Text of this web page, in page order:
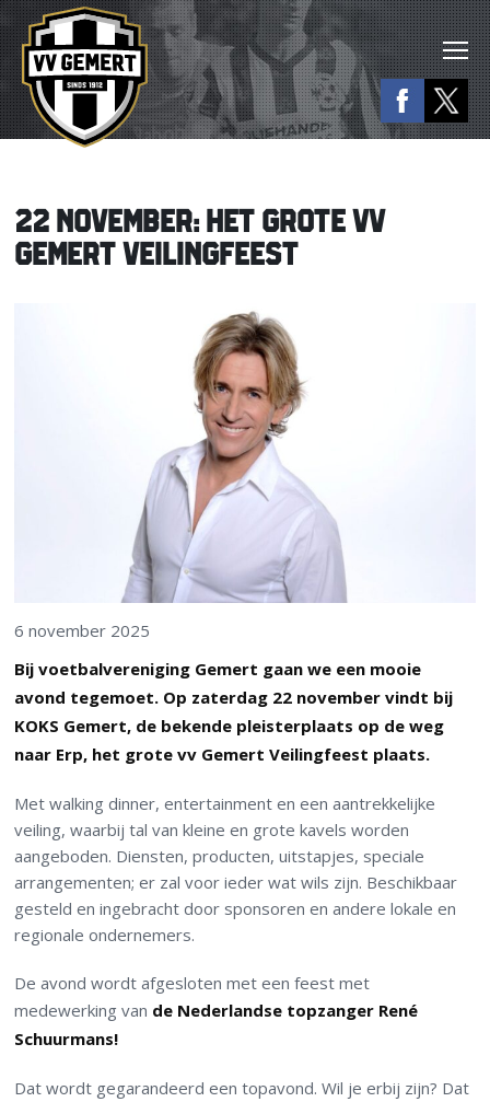
22 NOVEMBER: HET GROTE VV
GEMERT VEILINGFEEST
6 november 2025
Bij voetbalvereniging Gemert gaan we een mooie
avond tegemoet. Op zaterdag 22 november vindt bij
KOKS Gemert, de bekende pleisterplaats op de weg
naar Erp, het grote vv Gemert Veilingfeest plaats.
Met walking dinner, entertainment en een aantrekkelijke
veiling, waarbij tal van kleine en grote kavels worden
aangeboden. Diensten, producten, uitstapjes, speciale
arrangementen; er zal voor ieder wat wils zijn. Beschikbaar
gesteld en ingebracht door sponsoren en andere lokale en
regionale ondernemers.
De avond wordt afgesloten met een feest met
medewerking van de Nederlandse topzanger René
Schuurmans!
Dat wordt gegarandeerd een topavond. Wil je erbij zijn? Dat